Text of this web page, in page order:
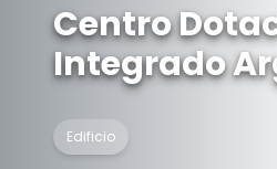
Centro
Integrado
Edificio